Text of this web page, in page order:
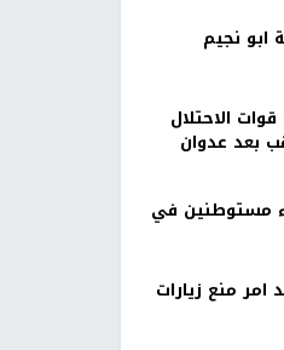
نجيم
الاحتلال
بعد عدوان
مستوطنين في
امر منع زيارات